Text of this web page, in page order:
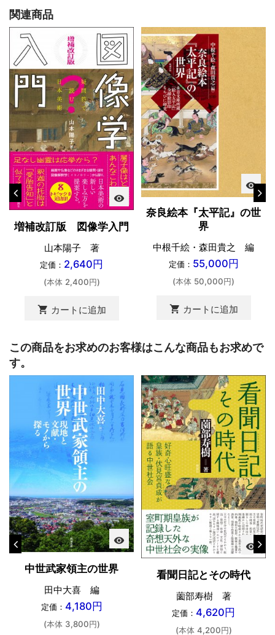
関連商品
visibility
増補改訂版 図像学入門
山本陽子 著
定価： 2,640円
(本体 2,400円)
shopping_cart カートに追加
visibility
奈良絵本『太平記』の世
界
中根千絵・森田貴之 編
定価： 55,000円
(本体 50,000円)
shopping_cart カートに追加
この商品をお求めのお客様はこんな商品もお求めで
す。
visibility
中世武家領主の世界
田中大喜 編
定価： 4,180円
(本体 3,800円)
visibility
看聞日記とその時代
薗部寿樹 著
定価： 4,620円
(本体 4,200円)